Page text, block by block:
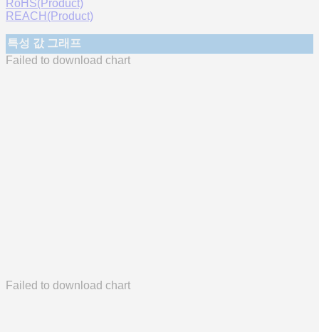
RoHS(Product)
REACH(Product)
특성 값 그래프
Failed to download chart
Failed to download chart